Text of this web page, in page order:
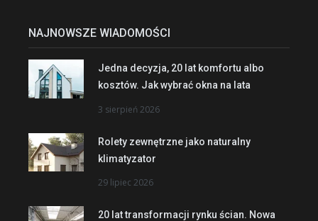
NAJNOWSZE WIADOMOŚCI
Jedna decyzja, 20 lat komfortu albo
kosztów. Jak wybrać okna na lata
3 sierpień 2026
Rolety zewnętrzne jako naturalny
klimatyzator
29 lipiec 2026
20 lat transformacji rynku ścian. Nowa